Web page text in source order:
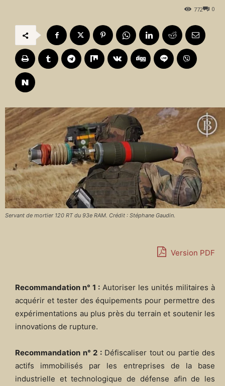
0
772
Servant de mortier 120 RT du 93e RAM. Crédit : Stéphane Gaudin.
Version PDF
Recommandation n° 1 : Autoriser les unités militaires à
acquérir et tester des équipements pour permettre des
expérimentations au plus près du terrain et soutenir les
innovations de rupture.
Recommandation n° 2 :Défiscaliser tout ou partie des
actifs immobilisés par les entreprises de la base
industrielle et technologique de défense afin de les